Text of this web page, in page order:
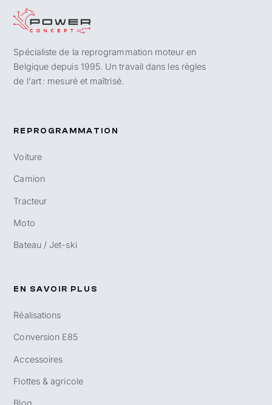
Spécialiste de la reprogrammation moteur en
Belgique depuis 1995. Un travail dans les règles
de l'art : mesuré et maîtrisé.
REPROGRAMMATION
Voiture
Camion
Tracteur
Moto
Bateau / Jet-ski
EN SAVOIR PLUS
Réalisations
Conversion E85
Accessoires
Flottes & agricole